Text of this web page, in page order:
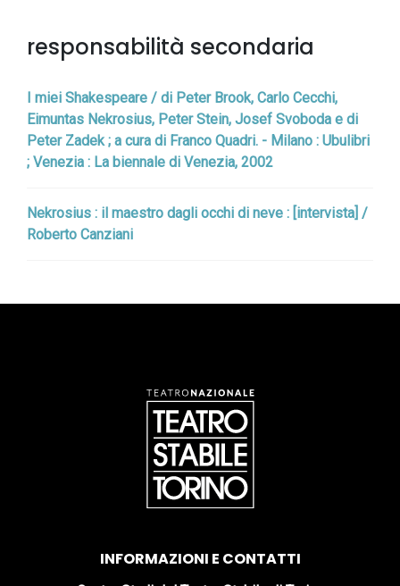
responsabilità secondaria
I miei Shakespeare / di Peter Brook, Carlo Cecchi,
Eimuntas Nekrosius, Peter Stein, Josef Svoboda e di
Peter Zadek ; a cura di Franco Quadri. - Milano : Ubulibri
; Venezia : La biennale di Venezia, 2002
Nekrosius : il maestro dagli occhi di neve : [intervista] /
Roberto Canziani
INFORMAZIONI E CONTATTI